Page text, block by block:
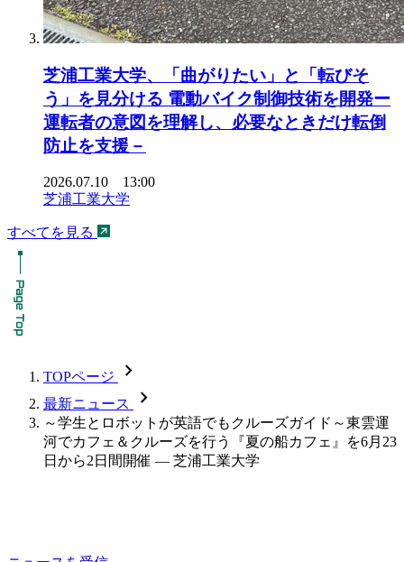
芝浦工業大学、「曲がりたい」と「転びそ
う」を見分ける 電動バイク制御技術を開発ー
運転者の意図を理解し、必要なときだけ転倒
防止を支援－
2026.07.10 13:00
芝浦工業大学
すべてを見る
TOPページ chevron_forward
最新ニュース chevron_forward
～学生とロボットが英語でもクルーズガイド～東雲運
河でカフェ＆クルーズを行う『夏の船カフェ』を6月23
日から2日間開催 — 芝浦工業大学